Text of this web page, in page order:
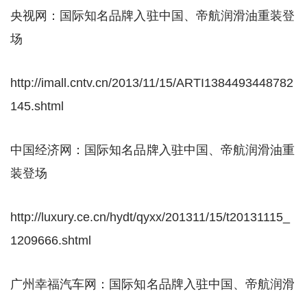
央视网：国际知名品牌入驻中国、帝航润滑油重装登
场
http://imall.cntv.cn/2013/11/15/ARTI1384493448782
145.shtml
中国经济网：国际知名品牌入驻中国、帝航润滑油重
装登场
http://luxury.ce.cn/hydt/qyxx/201311/15/t20131115_
1209666.shtml
广州幸福汽车网：国际知名品牌入驻中国、帝航润滑